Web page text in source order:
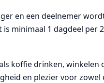
en een deelnemer
minimaal 1 dagdeel per
koffie drinken, winkelen
en plezier voor